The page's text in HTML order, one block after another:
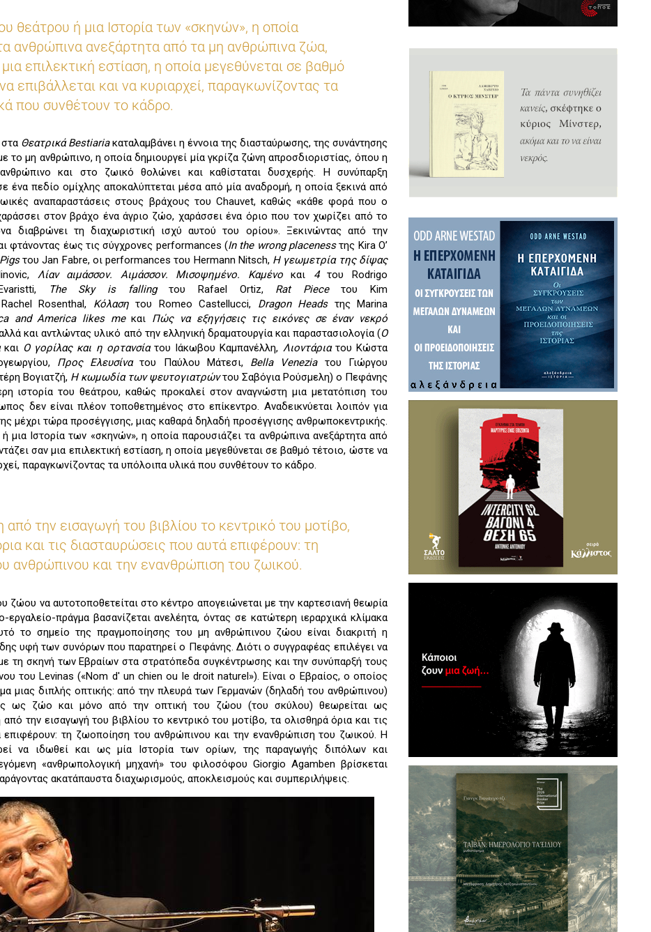
θεάτρου ή μια Ιστορία των «σκηνών», η οποία
ανθρώπινα ανεξάρτητα από τα μη ανθρώπινα ζώα,
επιλεκτική εστίαση, η οποία μεγεθύνεται σε βαθμό
επιβάλλεται και να κυριαρχεί, παραγκωνίζοντας τα
που συνθέτουν το κάδρο.
ΘεατρικάBestiariaκαταλαμβάνει η έννοια της διασταύρωσης, της συνάντησης
το μη ανθρώπινο, η οποία δημιουργεί μία γκρίζα ζώνη απροσδιοριστίας, όπου η
και στο ζωικό θολώνει και καθίσταται δυσχερής. Η συνύπαρξη
ένα πεδίο ομίχλης αποκαλύπτεται μέσα από μία αναδρομή, η οποία ξεκινά από
αναπαραστάσεις στους βράχους του Chauvet, καθώς «κάθε φορά που ο
στον βράχο ένα άγριο ζώο, χαράσσει ένα όριο που τον χωρίζει από το
διαβρώνει τη διαχωριστική ισχύ αυτού του ορίου». Ξεκινώντας από την
φτάνοντας έως τις σύγχρονες performances (In the wrong placenessτης Kira O’
Pigsτου Jan Fabre, οι performances του Hermann Nitsch, Η γεωμετρία της δίψας
Λίαν αιμάσσον. Αιμάσσον. Μισοψημένο. Καμένοκαι 4του Rodrigo
The Sky is fallingτου Rafael Ortiz, Rat Pieceτου Kim
Rosenthal, Κόλασητου Romeo Castellucci, Dragon Heads της Marina
andAmerica likes meκαι Πώς να εξηγήσεις τις εικόνες σε έναν νεκρό
και αντλώντας υλικό από την ελληνική δραματουργία και παραστασιολογία (Ο
και Ο γορίλας και η ορτανσία του Ιάκωβου Καμπανέλλη, Λιοντάρια του Κώστα
Προς Ελευσίνατου Παύλου Μάτεσι, Bella Venezia του Γιώργου
Βογιατζή, Η κωμωδία των ψευτογιατρώντου Σαβόγια Ρούσμελη) ο Πεφάνης
ιστορία του θεάτρου, καθώς προκαλεί στον αναγνώστη μια μετατόπιση του
δεν είναι πλέον τοποθετημένος στο επίκεντρο. Αναδεικνύεται λοιπόν για
μέχρι τώρα προσέγγισης, μιας καθαρά δηλαδή προσέγγισης ανθρωποκεντρικής.
μια Ιστορία των «σκηνών», η οποία παρουσιάζει τα ανθρώπινα ανεξάρτητα από
σαν μια επιλεκτική εστίαση, η οποία μεγεθύνεται σε βαθμό τέτοιο, ώστε να
παραγκωνίζοντας τα υπόλοιπα υλικά που συνθέτουν το κάδρο.
την εισαγωγή του βιβλίου το κεντρικό του μοτίβο,
και τις διασταυρώσεις που αυτά επιφέρουν: τη
ανθρώπινου και την ενανθρώπιση του ζωικού.
ζώου να αυτοτοποθετείται στο κέντρο απογειώνεται με την καρτεσιανή θεωρία
πράγμα βασανίζεται ανελέητα, όντας σε κατώτερη ιεραρχικά κλίμακα
το σημείο της πραγμοποίησης του μη ανθρώπινου ζώου είναι διακριτή η
υφή των συνόρων που παρατηρεί ο Πεφάνης. Διότι ο συγγραφέας επιλέγει να
τη σκηνή των Εβραίων στα στρατόπεδα συγκέντρωσης και την συνύπαρξή τους
του Levinas («Nom d' un chien ou le droit naturel»). Είναι ο Εβραίος, ο οποίος
μιας διπλής οπτικής: από την πλευρά των Γερμανών (δηλαδή του ανθρώπινου)
ως ζώο και μόνο από την οπτική του ζώου (του σκύλου) θεωρείται ως
την εισαγωγή του βιβλίου το κεντρικό του μοτίβο, τα ολισθηρά όρια και τις
τη ζωοποίηση του ανθρώπινου και την ενανθρώπιση του ζωικού. Η
να ιδωθεί και ως μία Ιστορία των ορίων, της παραγωγής διπόλων και
«ανθρωπολογική μηχανή» του φιλοσόφου Giorgio Agamben βρίσκεται
ακατάπαυστα διαχωρισμούς, αποκλεισμούς και συμπεριλήψεις.